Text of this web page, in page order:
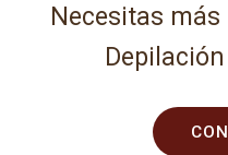
Necesitas